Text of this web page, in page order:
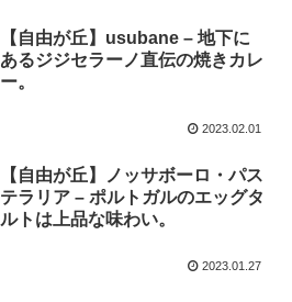
【自由が丘】usubane – 地下に
あるジジセラーノ直伝の焼きカレ
ー。
2023.02.01
【自由が丘】ノッサボーロ・パス
テラリア – ポルトガルのエッグタ
ルトは上品な味わい。
2023.01.27